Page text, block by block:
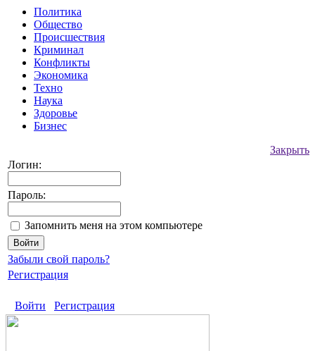
Политика
Общество
Происшествия
Криминал
Конфликты
Экономика
Техно
Наука
Здоровье
Бизнес
Закрыть
Логин:
Пароль:
Запомнить меня на этом компьютере
Забыли свой пароль?
Регистрация
Войти Регистрация